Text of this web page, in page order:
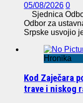
05/08/2026 0
Sjednica
Odbor za
Srpske usvojio
Hronika
Kod Zaječara
trave i niskog